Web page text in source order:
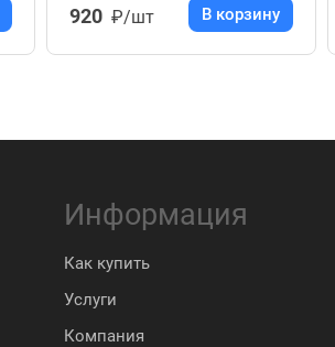
920 ₽/шт В корзину
Информация
Как купить
Услуги
Компания